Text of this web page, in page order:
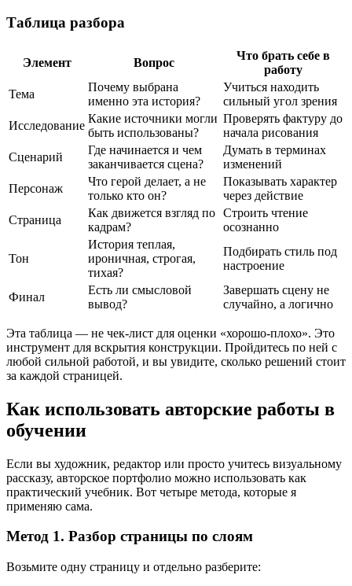
Таблица разбора
Элемент Вопрос
Что брать себе в
работу
Тема
Почему выбрана
именно эта история?
Учиться находить
сильный угол зрения
Исследование
Какие источники могли
быть использованы?
Проверять фактуру до
начала рисования
Сценарий
Где начинается и чем
заканчивается сцена?
Думать в терминах
изменений
Персонаж
Что герой делает, а не
только кто он?
Показывать характер
через действие
Страница
Как движется взгляд по
кадрам?
Строить чтение
осознанно
Тон
История теплая,
ироничная, строгая,
тихая?
Подбирать стиль под
настроение
Финал
Есть ли смысловой
вывод?
Завершать сцену не
случайно, а логично
Эта таблица — не чек-лист для оценки «хорошо-плохо». Это
инструмент для вскрытия конструкции. Пройдитесь по ней с
любой сильной работой, и вы увидите, сколько решений стоит
за каждой страницей.
Как использовать авторские работы в
обучении
Если вы художник, редактор или просто учитесь визуальному
рассказу, авторское портфолио можно использовать как
практический учебник. Вот четыре метода, которые я
применяю сама.
Метод 1. Разбор страницы по слоям
Возьмите одну страницу и отдельно разберите: